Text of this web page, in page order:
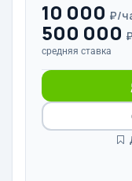
10 000 ₽/
500 000
средняя ставка